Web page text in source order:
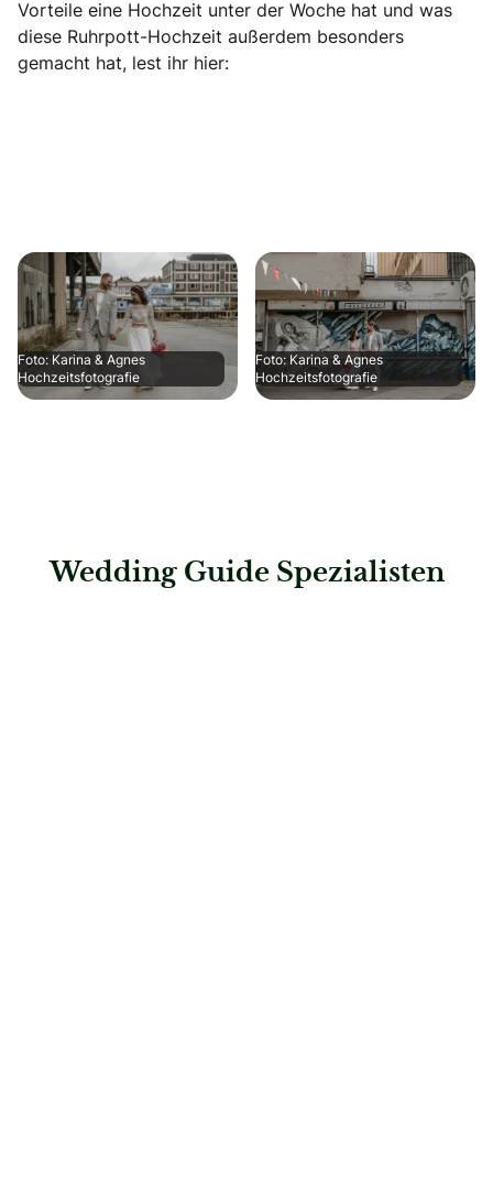
Vorteile eine Hochzeit unter der Woche hat und was
diese Ruhrpott-Hochzeit außerdem besonders
gemacht hat, lest ihr hier:
Foto: Karina & Agnes
Hochzeitsfotografie
Foto: Karina & Agnes
Hochzeitsfotografie
Wedding Guide Spezialisten